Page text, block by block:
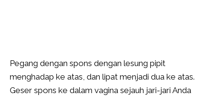
Pegang dengan spons dengan lesung pipit
menghadap ke atas, dan lipat menjadi dua ke atas.
Geser spons ke dalam vagina sejauh jari-jari Anda